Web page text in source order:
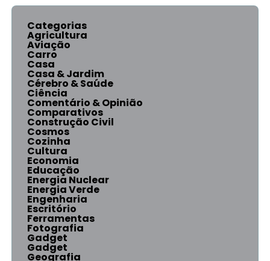
Categorias
Agricultura
Aviação
Carro
Casa
Casa & Jardim
Cérebro & Saúde
Ciência
Comentário & Opinião
Comparativos
Construção Civil
Cosmos
Cozinha
Cultura
Economia
Educação
Energia Nuclear
Energia Verde
Engenharia
Escritório
Ferramentas
Fotografia
Gadget
Gadget
Geografia